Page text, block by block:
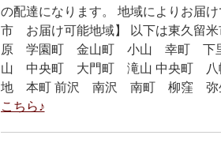
の配達になります。 地域によりお届
市 お届け可能地域】 以下は東久留
原 学園町 金山町 小山 幸町 下
山 中央町 大門町 滝山 中央町 八
地 本町 前沢 南沢 南町 柳窪 弥
こちら♪